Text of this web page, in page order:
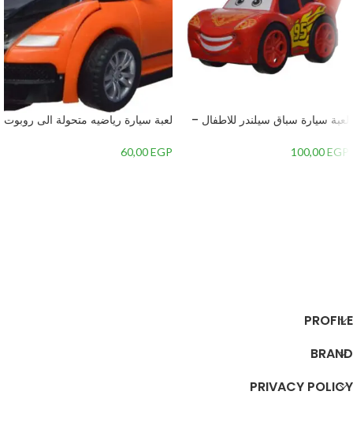
لعبة سيارة سباق سيلندر للاطفال –
100,00EGP
لعبة سيارة رياضيه متحولة الى روبوت
60,00EGP
PROFILE
BRAND
PRIVACY POLICY